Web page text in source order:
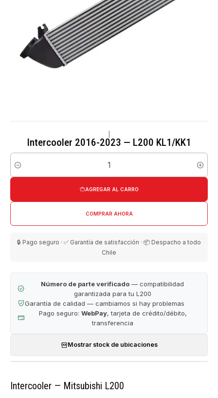
Intercooler 2016-2023 — L200 KL1/KK1
Cantidad
AGREGAR AL CARRO
COMPRAR AHORA
🔒 Pago seguro · ✅ Garantía de satisfacción · 📦 Despacho a todo
Chile
Número de parte verificado — compatibilidad
garantizada para tu L200
Garantía de calidad — cambiamos si hay problemas
Pago seguro: WebPay, tarjeta de crédito/débito,
transferencia
Mostrar stock de ubicaciones
Intercooler — Mitsubishi L200